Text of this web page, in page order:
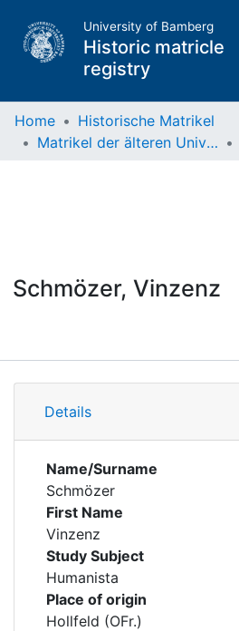
University of Bamberg
Historic matricle
registry
Home
Historische Matrikel
Matrikel der älteren Universität
Schmözer, Vinzenz
Details
Details
Name/Surname
Schmözer
First Name
Vinzenz
Study Subject
Humanista
Place of origin
Hollfeld (OFr.)